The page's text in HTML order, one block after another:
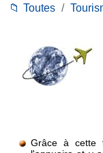
📁 Toutes /
Grâce à cette